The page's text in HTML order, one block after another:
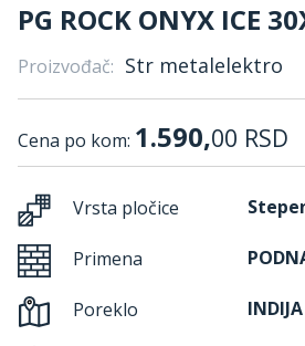
PG ROCK ONYX ICE
Proizvođač: Str metalelektro
Cena po kom: 1.590,00 RSD
Vrsta pločice
Primena
Poreklo INDIJA